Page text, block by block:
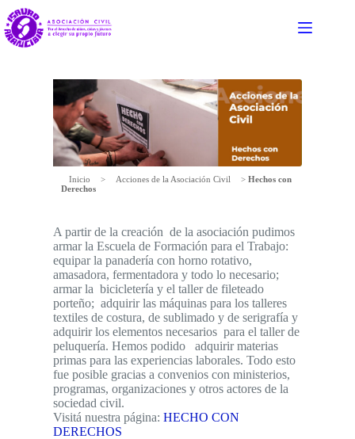
Saltar
al
contenido
Inicio > Acciones de la Asociación Civil >Hechos con
Derechos
A partir de la creación de la asociación pudimos
armar la Escuela de Formación para el Trabajo:
equipar la panadería con horno rotativo,
amasadora, fermentadora y todo lo necesario;
armar la bicicletería y el taller de fileteado
porteño; adquirir las máquinas para los talleres
textiles de costura, de sublimado y de serigrafía y
adquirir los elementos necesarios para el taller de
peluquería. Hemos podido adquirir materias
primas para las experiencias laborales. Todo esto
fue posible gracias a convenios con ministerios,
programas, organizaciones y otros actores de la
sociedad civil.
Visitá nuestra página:HECHO CON
DERECHOS